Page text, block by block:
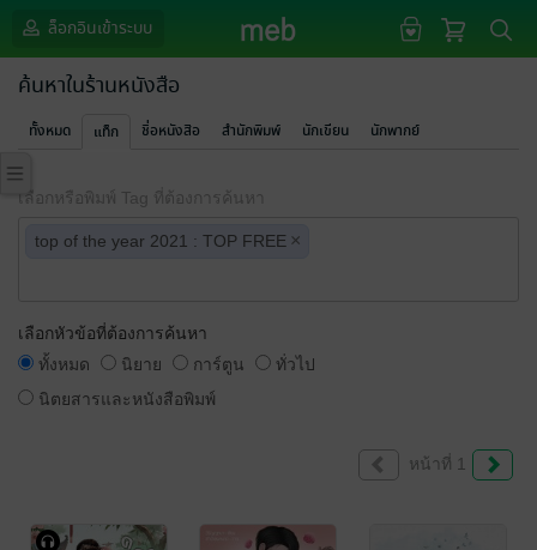
ล็อกอินเข้าระบบ
ค้นหาในร้านหนังสือ
ทั้งหมด แท็ก ชื่อหนังสือ สำนักพิมพ์ นักเขียน นักพากย์
เลือกหรือพิมพ์ Tag ที่ต้องการค้นหา
top of the year 2021 : TOP FREE ×
เลือกหัวข้อที่ต้องการค้นหา
ทั้งหมด
นิยาย การ์ตูน
ทั่วไป
นิตยสารและหนังสือพิมพ์
หน้าที่ 1